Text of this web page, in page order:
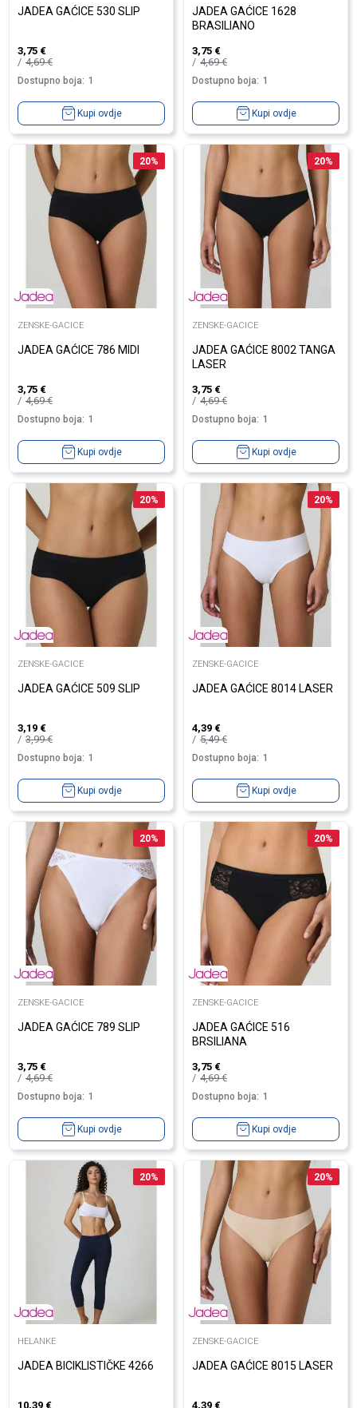
JADEA GAĆICE 530 SLIP
3,75 €
4,69€
Dostupno boja: 1
Kupi ovdje
JADEA GAĆICE 1628
BRASILIANO
3,75 €
4,69€
Dostupno boja: 1
Kupi ovdje
20%
ZENSKE-GACICE
JADEA GAĆICE 786 MIDI
3,75 €
4,69€
Dostupno boja: 1
Kupi ovdje
20%
ZENSKE-GACICE
JADEA GAĆICE 8002 TANGA
LASER
3,75 €
4,69€
Dostupno boja: 1
Kupi ovdje
20%
ZENSKE-GACICE
JADEA GAĆICE 509 SLIP
3,19 €
3,99€
Dostupno boja: 1
Kupi ovdje
20%
ZENSKE-GACICE
JADEA GAĆICE 8014 LASER
4,39 €
5,49€
Dostupno boja: 1
Kupi ovdje
20%
ZENSKE-GACICE
JADEA GAĆICE 789 SLIP
3,75 €
4,69€
Dostupno boja: 1
Kupi ovdje
20%
ZENSKE-GACICE
JADEA GAĆICE 516
BRSILIANA
3,75 €
4,69€
Dostupno boja: 1
Kupi ovdje
20%
HELANKE
JADEA BICIKLISTIČKE 4266
10,39 €
20%
ZENSKE-GACICE
JADEA GAĆICE 8015 LASER
4,39 €